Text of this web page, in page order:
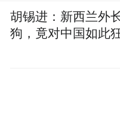
胡锡进：新西兰外
狗，竟对中国如此